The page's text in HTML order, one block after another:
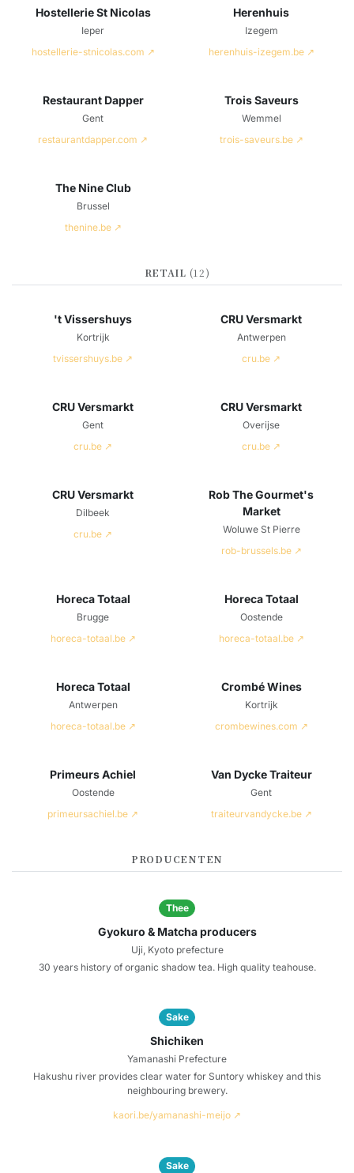
Hostellerie St Nicolas
Ieper
hostellerie-stnicolas.com ↗
Herenhuis
Izegem
herenhuis-izegem.be ↗
Restaurant Dapper
Gent
restaurantdapper.com ↗
Trois Saveurs
Wemmel
trois-saveurs.be ↗
The Nine Club
Brussel
thenine.be ↗
RETAIL (12)
't Vissershuys
Kortrijk
tvissershuys.be ↗
CRU Versmarkt
Antwerpen
cru.be ↗
CRU Versmarkt
Gent
cru.be ↗
CRU Versmarkt
Overijse
cru.be ↗
CRU Versmarkt
Dilbeek
cru.be ↗
Rob The Gourmet's
Market
Woluwe St Pierre
rob-brussels.be ↗
Horeca Totaal
Brugge
horeca-totaal.be ↗
Horeca Totaal
Oostende
horeca-totaal.be ↗
Horeca Totaal
Antwerpen
horeca-totaal.be ↗
Crombé Wines
Kortrijk
crombewines.com ↗
Primeurs Achiel
Oostende
primeursachiel.be ↗
Van Dycke Traiteur
Gent
traiteurvandycke.be ↗
PRODUCENTEN
Thee
Gyokuro & Matcha producers
Uji, Kyoto prefecture
30 years history of organic shadow tea. High quality teahouse.
Sake
Shichiken
Yamanashi Prefecture
Hakushu river provides clear water for Suntory whiskey and this
neighbouring brewery.
kaori.be/yamanashi-meijo ↗
Sake